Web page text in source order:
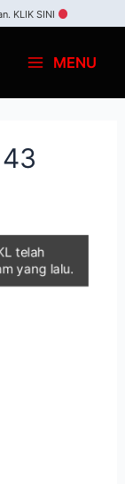
KLIK SINI
MENU
telah
yang lalu.